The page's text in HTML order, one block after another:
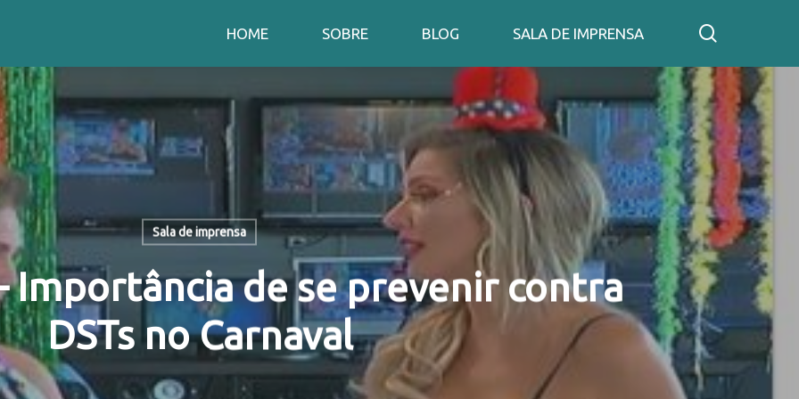
HOME SOBRE BLOG SALA DE IMPRENSA
Sala de imprensa
Importância de se prevenir contra
DSTs no Carnaval